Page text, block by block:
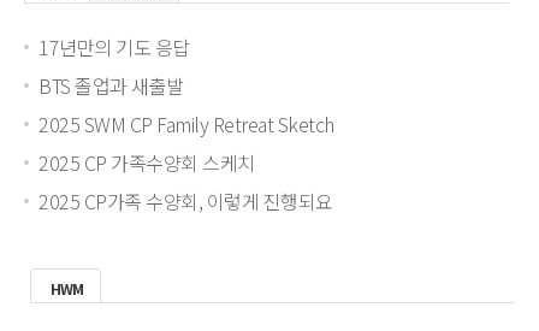
17년만의 기도 응답
BTS 졸업과 새출발
2025 SWM CP Family Retreat Sketch
2025 CP 가족수양회 스케치
2025 CP가족 수양회, 이렇게 진행되요
HWM